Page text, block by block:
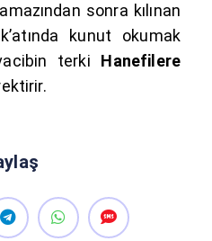
sonra kılınan
kunut okumak
terki Hanefilere